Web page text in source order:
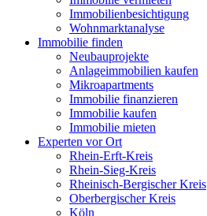
Immobilienbesichtigung
Wohnmarktanalyse
Immobilie finden
Neubauprojekte
Anlageimmobilien kaufen
Mikroapartments
Immobilie finanzieren
Immobilie kaufen
Immobilie mieten
Experten vor Ort
Rhein-Erft-Kreis
Rhein-Sieg-Kreis
Rheinisch-Bergischer Kreis
Oberbergischer Kreis
Köln